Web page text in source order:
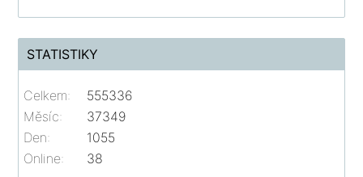
STATISTIKY
Online: 38
Celkem:
555336
Měsíc:
37349
Den:
1055